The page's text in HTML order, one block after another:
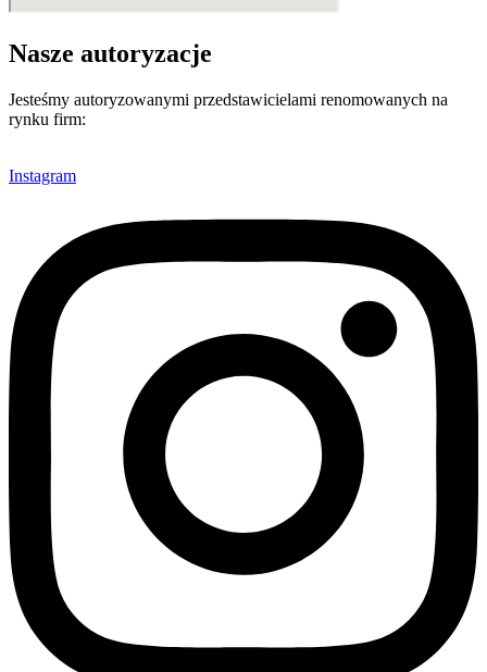
Nasze autoryzacje
Jesteśmy autoryzowanymi przedstawicielami renomowanych na
rynku firm:
Instagram